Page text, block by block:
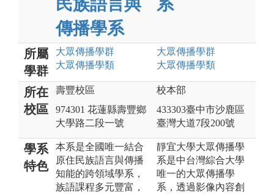
民族語言與
傳播學系
系
所屬
學群
大眾傳播學群
大眾傳播學類
大眾傳播學群
大眾傳播學類
所在
校區
壽豐校區
974301 花蓮縣壽豐鄉
大學路二段一號
校本部
433303臺中市沙鹿區
臺灣大道7段200號
學系
特色
本系是全國唯一結合
原住民族語言與傳播
知能的跨領域學系，
族語課程多元豐富，
靜宜大學大眾傳播學
系是中台灣綜合大學
唯一的大眾傳播學
系，透過影像內容創